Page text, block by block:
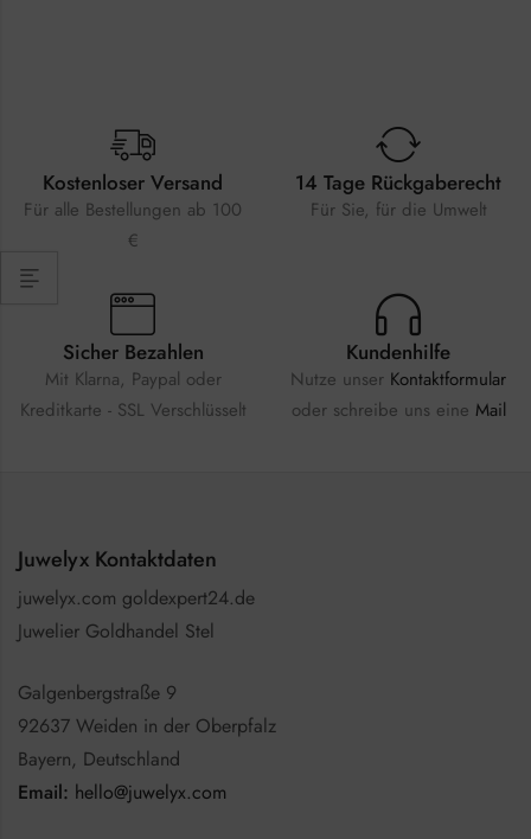
Kostenloser Versand
Für alle Bestellungen ab 100
€
14 Tage Rückgaberecht
Für Sie, für die Umwelt
Sicher Bezahlen
Mit Klarna, Paypal oder
Kreditkarte - SSL Verschlüsselt
Kundenhilfe
Nutze unser Kontaktformular
oder schreibe uns eine Mail
Juwelyx Kontaktdaten
juwelyx.com goldexpert24.de
Juwelier Goldhandel Stel
Galgenbergstraße 9
92637 Weiden in der Oberpfalz
Bayern, Deutschland
Email: hello@juwelyx.com